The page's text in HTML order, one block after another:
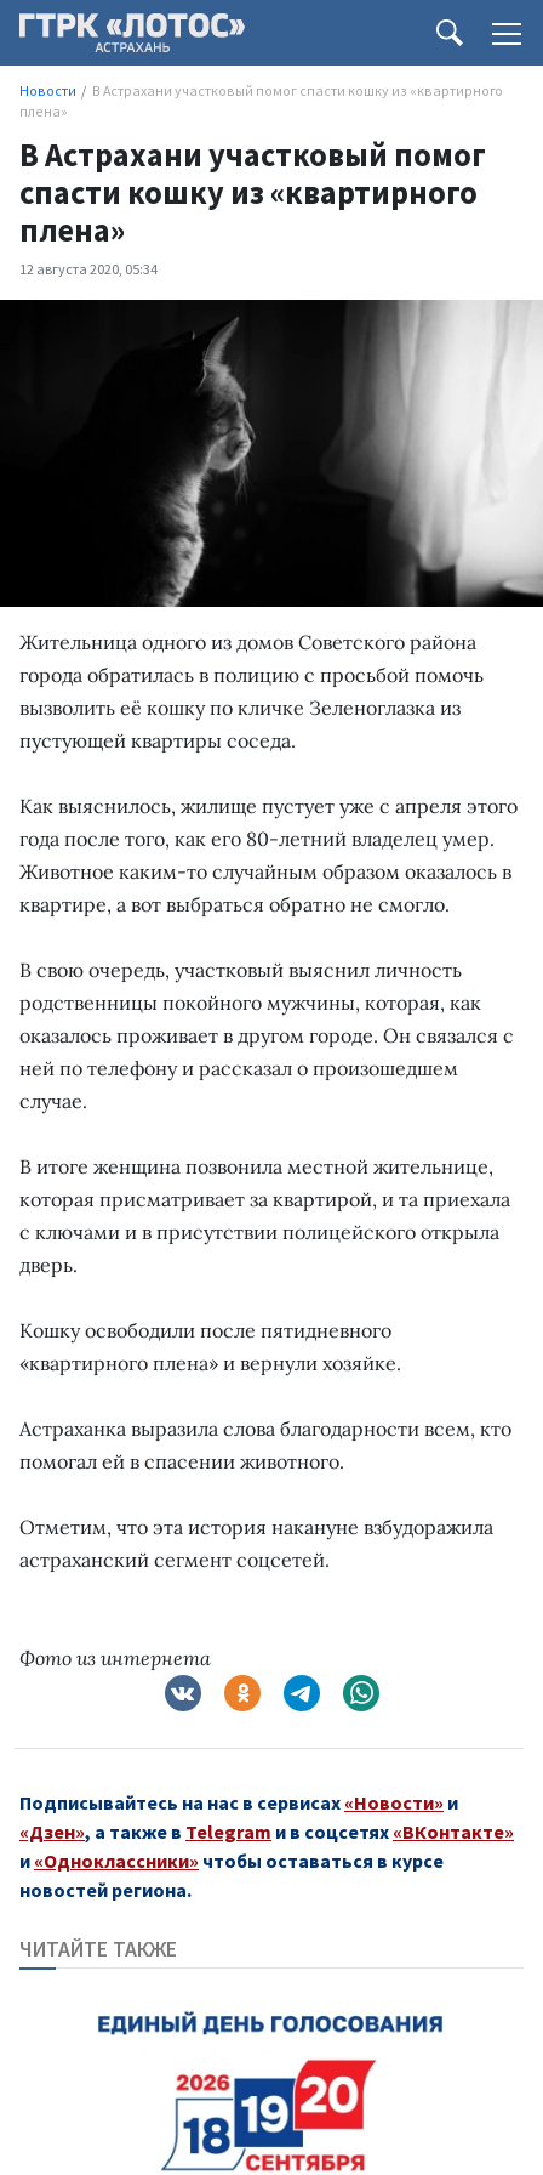
Новости
В Астрахани участковый помог спасти кошку из «квартирного
плена»
В Астрахани участковый помог
спасти кошку из «квартирного
плена»
12 августа 2020, 05:34
Жительница одного из домов Советского района
города обратилась в полицию с просьбой помочь
вызволить её кошку по кличке Зеленоглазка из
пустующей квартиры соседа.
Как выяснилось, жилище пустует уже с апреля этого
года после того, как его 80-летний владелец умер.
Животное каким-то случайным образом оказалось в
квартире, а вот выбраться обратно не смогло.
В свою очередь, участковый выяснил личность
родственницы покойного мужчины, которая, как
оказалось проживает в другом городе. Он связался с
ней по телефону и рассказал о произошедшем
случае.
В итоге женщина позвонила местной жительнице,
которая присматривает за квартирой, и та приехала
с ключами и в присутствии полицейского открыла
дверь.
Кошку освободили после пятидневного
«квартирного плена» и вернули хозяйке.
Астраханка выразила слова благодарности всем, кто
помогал ей в спасении животного.
Отметим, что эта история накануне взбудоражила
астраханский сегмент соцсетей.
Фото из интернета
Подписывайтесь на нас в сервисах «Новости» и
«Дзен», а также в Telegram и в соцсетях «ВКонтакте»
и «Одноклассники» чтобы оставаться в курсе
новостей региона.
ЧИТАЙТЕ ТАКЖЕ